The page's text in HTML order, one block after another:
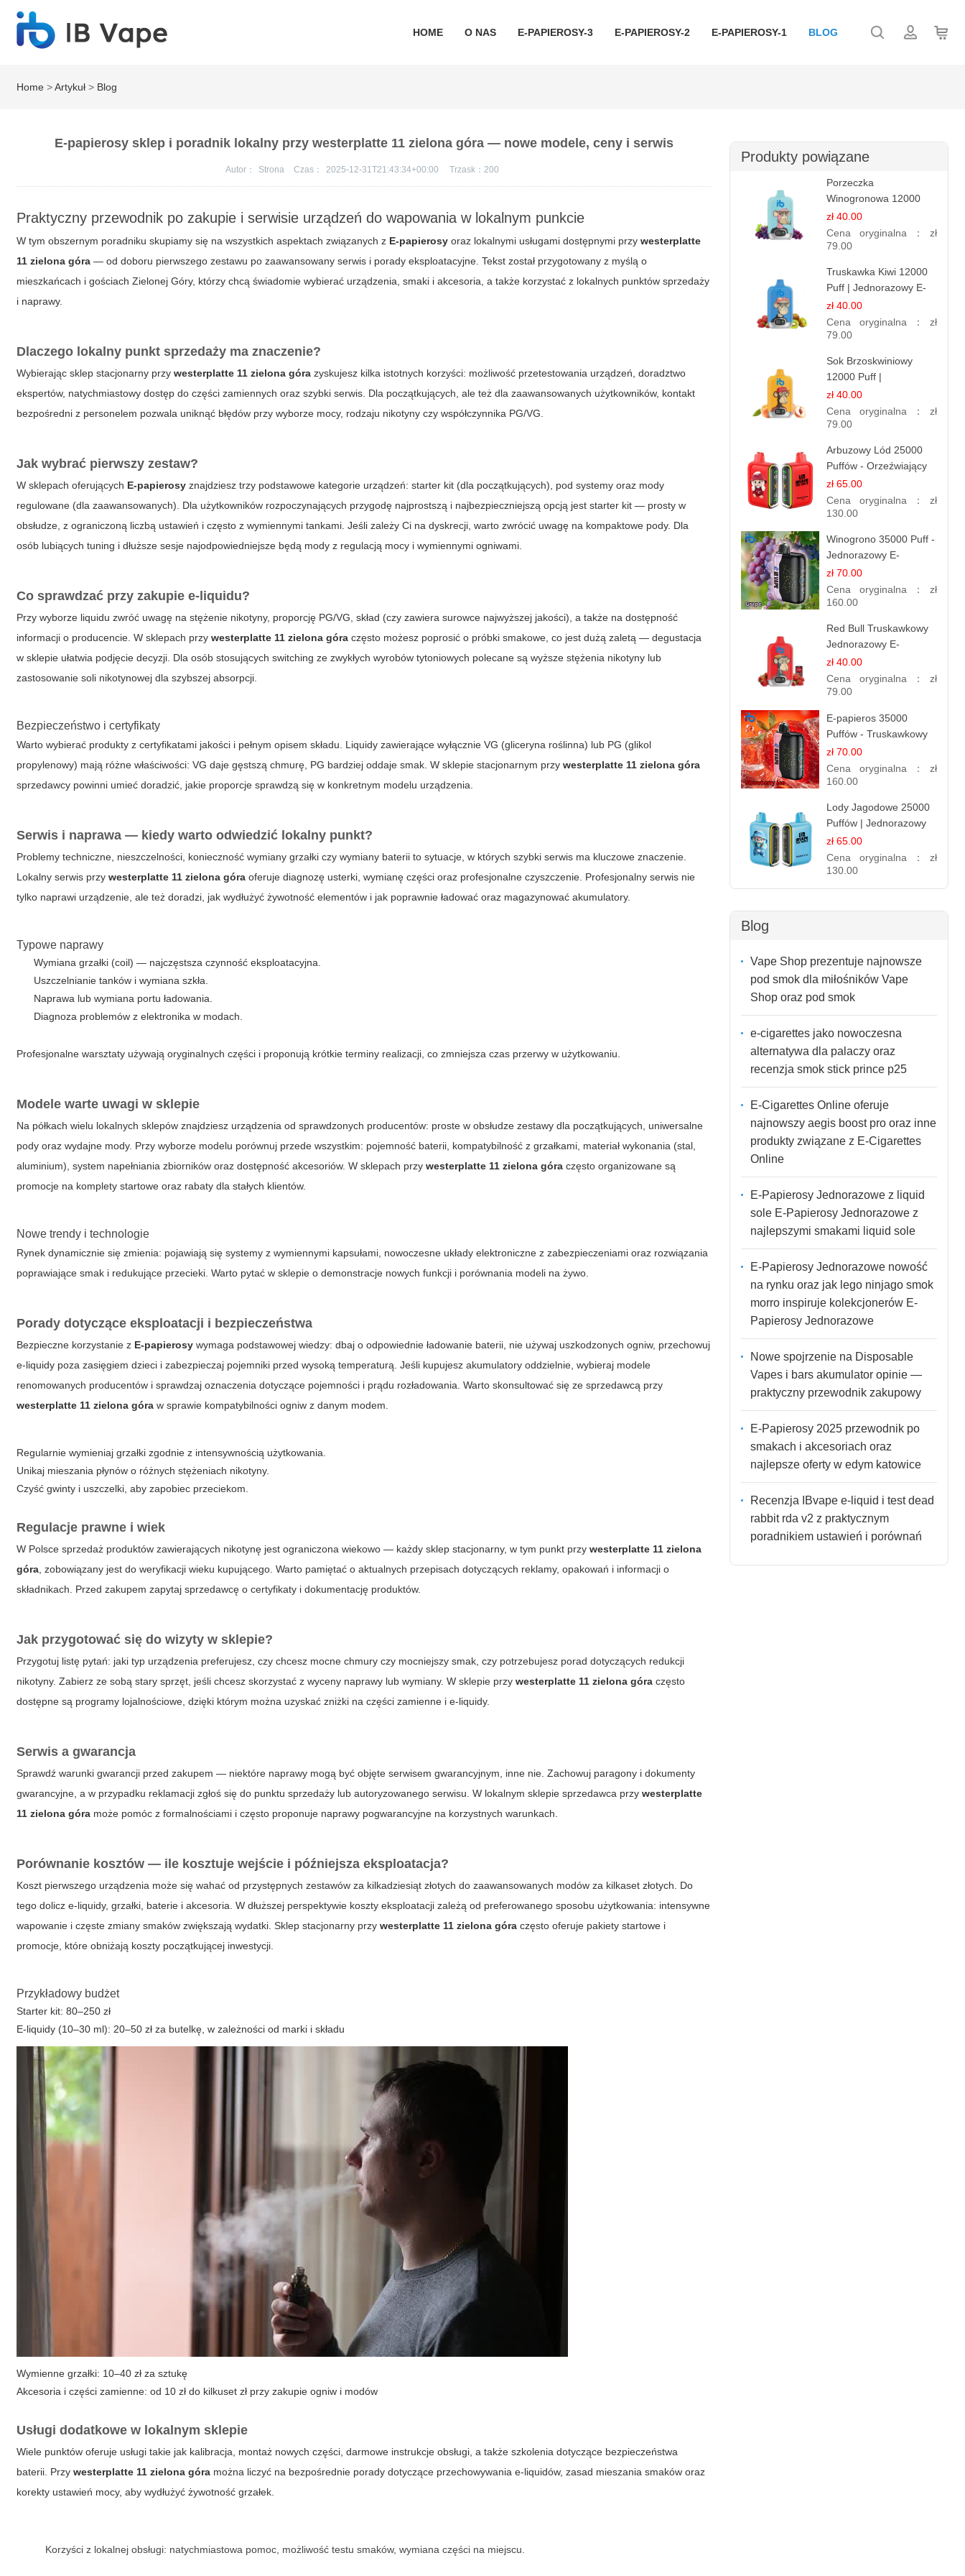
HOME O NAS E-PAPIEROSY-3 E-PAPIEROSY-2 E-PAPIEROSY-1 BLOG
Home >Artykuł > Blog
E-papierosy sklep i poradnik lokalny przy westerplatte 11 zielona góra — nowe modele, ceny i serwis
Autor： Strona Czas： 2025-12-31T21:43:34+00:00 Trzask： 200
Praktyczny przewodnik po zakupie i serwisie urządzeń do wapowania w lokalnym punkcie
W tym obszernym poradniku skupiamy się na wszystkich aspektach związanych z E-papierosy oraz lokalnymi usługami dostępnymi przywesterplatte
11 zielona góra — od doboru pierwszego zestawu po zaawansowany serwis i porady eksploatacyjne. Tekst został przygotowany z myślą o
mieszkańcach i gościach Zielonej Góry, którzy chcą świadomie wybierać urządzenia, smaki i akcesoria, a także korzystać z lokalnych punktów sprzedaży
i naprawy.
Dlaczego lokalny punkt sprzedaży ma znaczenie?
Wybierając sklep stacjonarny przywesterplatte 11 zielona góra zyskujesz kilka istotnych korzyści: możliwość przetestowania urządzeń, doradztwo
ekspertów, natychmiastowy dostęp do części zamiennych oraz szybki serwis. Dla początkujących, ale też dla zaawansowanych użytkowników, kontakt
bezpośredni z personelem pozwala uniknąć błędów przy wyborze mocy, rodzaju nikotyny czy współczynnika PG/VG.
Jak wybrać pierwszy zestaw?
W sklepach oferujących E-papierosy znajdziesz trzy podstawowe kategorie urządzeń: starter kit (dla początkujących), pod systemy oraz mody
regulowane (dla zaawansowanych). Dla użytkowników rozpoczynających przygodę najprostszą i najbezpieczniejszą opcją jest starter kit — prosty w
obsłudze, z ograniczoną liczbą ustawień i często z wymiennymi tankami. Jeśli zależy Ci na dyskrecji, warto zwrócić uwagę na kompaktowe pody. Dla
osób lubiących tuning i dłuższe sesje najodpowiedniejsze będą mody z regulacją mocy i wymiennymi ogniwami.
Co sprawdzać przy zakupie e-liquidu?
Przy wyborze liquidu zwróć uwagę na stężenie nikotyny, proporcję PG/VG, skład (czy zawiera surowce najwyższej jakości), a także na dostępność
informacji o producencie. W sklepach przywesterplatte 11 zielona góra często możesz poprosić o próbki smakowe, co jest dużą zaletą — degustacja
w sklepie ułatwia podjęcie decyzji. Dla osób stosujących switching ze zwykłych wyrobów tytoniowych polecane są wyższe stężenia nikotyny lub
zastosowanie soli nikotynowej dla szybszej absorpcji.
Bezpieczeństwo i certyfikaty
Warto wybierać produkty z certyfikatami jakości i pełnym opisem składu. Liquidy zawierające wyłącznie VG (gliceryna roślinna) lub PG (glikol
propylenowy) mają różne właściwości: VG daje gęstszą chmurę, PG bardziej oddaje smak. W sklepie stacjonarnym przywesterplatte 11 zielona góra
sprzedawcy powinni umieć doradzić, jakie proporcje sprawdzą się w konkretnym modelu urządzenia.
Serwis i naprawa — kiedy warto odwiedzić lokalny punkt?
Problemy techniczne, nieszczelności, konieczność wymiany grzałki czy wymiany baterii to sytuacje, w których szybki serwis ma kluczowe znaczenie.
Lokalny serwis przywesterplatte 11 zielona góra oferuje diagnozę usterki, wymianę części oraz profesjonalne czyszczenie. Profesjonalny serwis nie
tylko naprawi urządzenie, ale też doradzi, jak wydłużyć żywotność elementów i jak poprawnie ładować oraz magazynować akumulatory.
Typowe naprawy
Wymiana grzałki (coil) — najczęstsza czynność eksploatacyjna.
Uszczelnianie tanków i wymiana szkła.
Naprawa lub wymiana portu ładowania.
Diagnoza problemów z elektronika w modach.
Profesjonalne warsztaty używają oryginalnych części i proponują krótkie terminy realizacji, co zmniejsza czas przerwy w użytkowaniu.
Modele warte uwagi w sklepie
Na półkach wielu lokalnych sklepów znajdziesz urządzenia od sprawdzonych producentów: proste w obsłudze zestawy dla początkujących, uniwersalne
pody oraz wydajne mody. Przy wyborze modelu porównuj przede wszystkim: pojemność baterii, kompatybilność z grzałkami, materiał wykonania (stal,
aluminium), system napełniania zbiorników oraz dostępność akcesoriów. W sklepach przywesterplatte 11 zielona góra często organizowane są
promocje na komplety startowe oraz rabaty dla stałych klientów.
Nowe trendy i technologie
Rynek dynamicznie się zmienia: pojawiają się systemy z wymiennymi kapsułami, nowoczesne układy elektroniczne z zabezpieczeniami oraz rozwiązania
poprawiające smak i redukujące przecieki. Warto pytać w sklepie o demonstracje nowych funkcji i porównania modeli na żywo.
Porady dotyczące eksploatacji i bezpieczeństwa
Bezpieczne korzystanie z E-papierosy wymaga podstawowej wiedzy: dbaj o odpowiednie ładowanie baterii, nie używaj uszkodzonych ogniw, przechowuj
e-liquidy poza zasięgiem dzieci i zabezpieczaj pojemniki przed wysoką temperaturą. Jeśli kupujesz akumulatory oddzielnie, wybieraj modele
renomowanych producentów i sprawdzaj oznaczenia dotyczące pojemności i prądu rozładowania. Warto skonsultować się ze sprzedawcą przy
westerplatte 11 zielona góra w sprawie kompatybilności ogniw z danym modem.
Regularnie wymieniaj grzałki zgodnie z intensywnością użytkowania.
Unikaj mieszania płynów o różnych stężeniach nikotyny.
Czyść gwinty i uszczelki, aby zapobiec przeciekom.
Regulacje prawne i wiek
W Polsce sprzedaż produktów zawierających nikotynę jest ograniczona wiekowo — każdy sklep stacjonarny, w tym punkt przywesterplatte 11 zielona
góra , zobowiązany jest do weryfikacji wieku kupującego. Warto pamiętać o aktualnych przepisach dotyczących reklamy, opakowań i informacji o
składnikach. Przed zakupem zapytaj sprzedawcę o certyfikaty i dokumentację produktów.
Jak przygotować się do wizyty w sklepie?
Przygotuj listę pytań: jaki typ urządzenia preferujesz, czy chcesz mocne chmury czy mocniejszy smak, czy potrzebujesz porad dotyczących redukcji
nikotyny. Zabierz ze sobą stary sprzęt, jeśli chcesz skorzystać z wyceny naprawy lub wymiany. W sklepie przywesterplatte 11 zielona góra często
dostępne są programy lojalnościowe, dzięki którym można uzyskać zniżki na części zamienne i e-liquidy.
Serwis a gwarancja
Sprawdź warunki gwarancji przed zakupem — niektóre naprawy mogą być objęte serwisem gwarancyjnym, inne nie. Zachowuj paragony i dokumenty
gwarancyjne, a w przypadku reklamacji zgłoś się do punktu sprzedaży lub autoryzowanego serwisu. W lokalnym sklepie sprzedawca przywesterplatte
11 zielona góra może pomóc z formalnościami i często proponuje naprawy pogwarancyjne na korzystnych warunkach.
Porównanie kosztów — ile kosztuje wejście i późniejsza eksploatacja?
Koszt pierwszego urządzenia może się wahać od przystępnych zestawów za kilkadziesiąt złotych do zaawansowanych modów za kilkaset złotych. Do
tego dolicz e-liquidy, grzałki, baterie i akcesoria. W dłuższej perspektywie koszty eksploatacji zależą od preferowanego sposobu użytkowania: intensywne
wapowanie i częste zmiany smaków zwiększają wydatki. Sklep stacjonarny przywesterplatte 11 zielona góra często oferuje pakiety startowe i
promocje, które obniżają koszty początkującej inwestycji.
Przykładowy budżet
Starter kit: 80–250 zł
E-liquidy (10–30 ml): 20–50 zł za butelkę, w zależności od marki i składu
Wymienne grzałki: 10–40 zł za sztukę
Akcesoria i części zamienne: od 10 zł do kilkuset zł przy zakupie ogniw i modów
Usługi dodatkowe w lokalnym sklepie
Wiele punktów oferuje usługi takie jak kalibracja, montaż nowych części, darmowe instrukcje obsługi, a także szkolenia dotyczące bezpieczeństwa
baterii. Przywesterplatte 11 zielona góra można liczyć na bezpośrednie porady dotyczące przechowywania e-liquidów, zasad mieszania smaków oraz
korekty ustawień mocy, aby wydłużyć żywotność grzałek.
Korzyści z lokalnej obsługi: natychmiastowa pomoc, możliwość testu smaków, wymiana części na miejscu.
Produkty powiązane
Porzeczka
Winogronowa 12000
Puffów | Jednorazowy
E-papieros | Owocowy
Miks
zł 40.00
Cena oryginalna： zł
79.00
Truskawka Kiwi 12000
Puff | Jednorazowy E-
papierosy | Owocowa
Mieszanka
zł 40.00
Cena oryginalna： zł
79.00
Sok Brzoskwiniowy
12000 Puff |
Jednorazowy E-
papieros | Owocowy
Smak
zł 40.00
Cena oryginalna： zł
79.00
Arbuzowy Lód 25000
Puffów - Orzeźwiający
E-papieros
Jednorazowy
zł 65.00
Cena oryginalna： zł
130.00
Winogrono 35000 Puff -
Jednorazowy E-
papieros | Soczysty
Smak Winogron
zł 70.00
Cena oryginalna： zł
160.00
Red Bull Truskawkowy
Jednorazowy E-
papierosy | Energy
Drink Smak
zł 40.00
Cena oryginalna： zł
79.00
E-papieros 35000
Puffów - Truskawkowy
Lód | Orzeźwiający
Smak
zł 70.00
Cena oryginalna： zł
160.00
Lody Jagodowe 25000
Puffów | Jednorazowy
E-papieros | Deserowy
Smak
zł 65.00
Cena oryginalna： zł
130.00
Blog
Vape Shop prezentuje najnowsze
pod smok dla miłośników Vape
Shop oraz pod smok
e-cigarettes jako nowoczesna
alternatywa dla palaczy oraz
recenzja smok stick prince p25
E-Cigarettes Online oferuje
najnowszy aegis boost pro oraz inne
produkty związane z E-Cigarettes
Online
E-Papierosy Jednorazowe z liquid
sole E-Papierosy Jednorazowe z
najlepszymi smakami liquid sole
E-Papierosy Jednorazowe nowość
na rynku oraz jak lego ninjago smok
morro inspiruje kolekcjonerów E-
Papierosy Jednorazowe
Nowe spojrzenie na Disposable
Vapes i bars akumulator opinie —
praktyczny przewodnik zakupowy
E-Papierosy 2025 przewodnik po
smakach i akcesoriach oraz
najlepsze oferty w edym katowice
Recenzja IBvape e-liquid i test dead
rabbit rda v2 z praktycznym
poradnikiem ustawień i porównań